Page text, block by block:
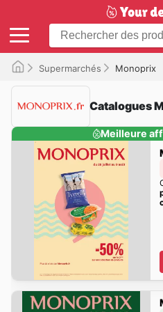
Supermarchés Monoprix
Catalogues
Meilleure